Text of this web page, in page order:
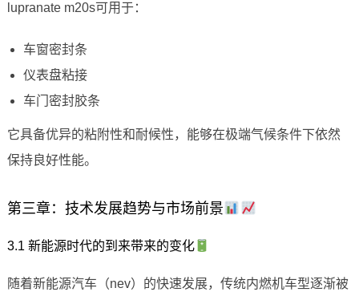
lupranate m20s可用于：
车窗密封条
仪表盘粘接
车门密封胶条
它具备优异的粘附性和耐候性，能够在极端气候条件下依然
保持良好性能。
第三章：技术发展趋势与市场前景
3.1 新能源时代的到来带来的变化
随着新能源汽车（nev）的快速发展，传统内燃机车型逐渐被